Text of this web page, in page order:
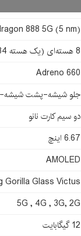
888 5G (5 nm)
8 هسته‌ای (یک هسته 2.84 گیگاهرتز Kryo 680 و سه هسته 2.42 گیگاهرتز Kryo 680 و چهار هسته‌ 1.8 گیگاهرتز Kryo 680)
Adreno 660
جلو شیشه-پشت شیشه-
دو سیم کارت نانو
6.67 اینچ
AMOLED
Gorilla Glass Victus
5G , 4G , 3G, 2G
12 گیگابایت